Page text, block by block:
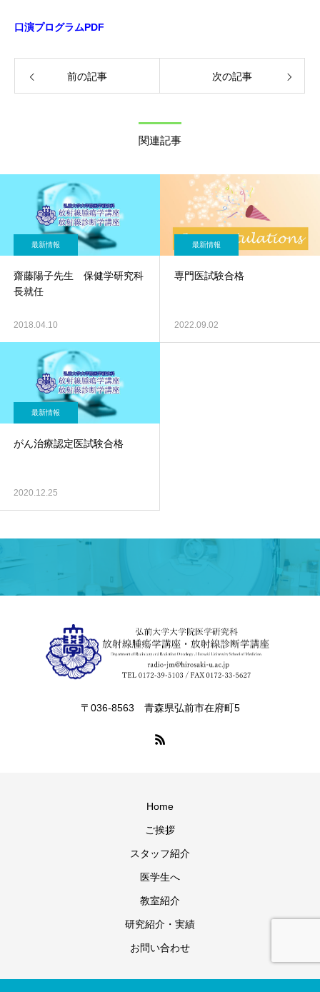
口演プログラムPDF
前の記事 次の記事
関連記事
最新情報
齋藤陽子先生 保健学研究科
長就任
2018.04.10
最新情報
専門医試験合格
2022.09.02
最新情報
がん治療認定医試験合格
2020.12.25
〒036-8563 青森県弘前市在府町5
Home
ご挨拶
スタッフ紹介
医学生へ
教室紹介
研究紹介・実績
お問い合わせ